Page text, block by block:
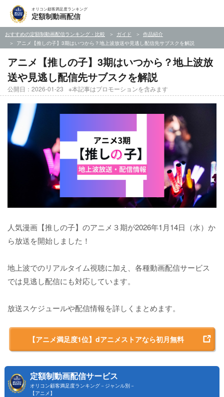
オリコン顧客満足度ランキング
定額制動画配信
おすすめの定額制動画配信ランキング・比較 ガイド
作品紹介
アニメ【推しの子】3期はいつから？地上波放送や見逃し配信先サブスクを解説
アニメ【推しの子】3期はいつから？地上波放
送や見逃し配信先サブスクを解説
公開日：2026-01-23 ※本記事はプロモーションを含みます
人気漫画【推しの子】のアニメ３期が2026年1月14日（水）か
ら放送を開始しました！
地上波でのリアルタイム視聴に加え、各種動画配信サービス
では見逃し配信にも対応しています。
放送スケジュールや配信情報を詳しくまとめます。
【アニメ満足度1位】dアニメストアなら初月無料
定額制動画配信サービス
オリコン顧客満足度ランキング－ジャンル別－
【アニメ】